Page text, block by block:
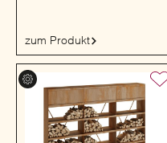
zum Produkt